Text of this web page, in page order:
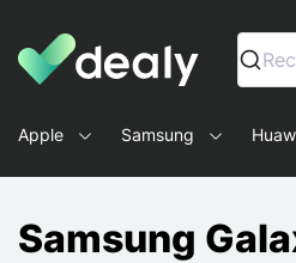
Dealy - Telefoonhoesjes en
Apple Samsung
Samsung